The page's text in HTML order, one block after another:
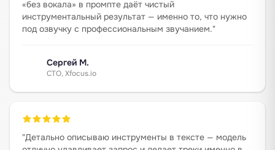
«без вокала» в промпте даёт чистый
инструментальный результат — именно то, что нужно
под озвучку с профессиональным звучанием."
Сергей М.
CTO, Xfocus.io
"Детально описываю инструменты в тексте — модель